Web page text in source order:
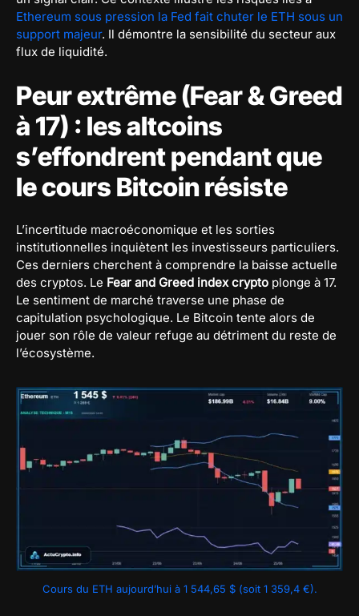
Ethereum sous pression la Fed fait chuter le ETH sous un
support majeur. Il démontre la sensibilité du secteur aux
flux de liquidité.
Peur extrême (Fear & Greed
à 17) : les altcoins
s’effondrent pendant que
le cours Bitcoin résiste
L’incertitude macroéconomique et les sorties
institutionnelles inquiètent les investisseurs particuliers.
Ces derniers cherchent à comprendre la baisse actuelle
des cryptos. Le Fear and Greed index crypto plonge à 17.
Le sentiment de marché traverse une phase de
capitulation psychologique. Le Bitcoin tente alors de
jouer son rôle de valeur refuge au détriment du reste de
l’écosystème.
Cours du ETH aujourd’hui à 1 544,65 $ (soit 1 359,4 €).